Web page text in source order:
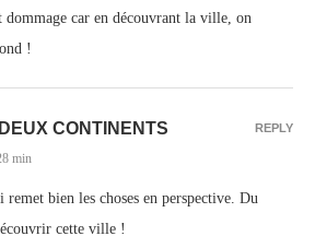
dommage car en découvrant la ville, on
!
CONTINENTS
min
bien les choses en perspective. Du
cette ville !
REPLY